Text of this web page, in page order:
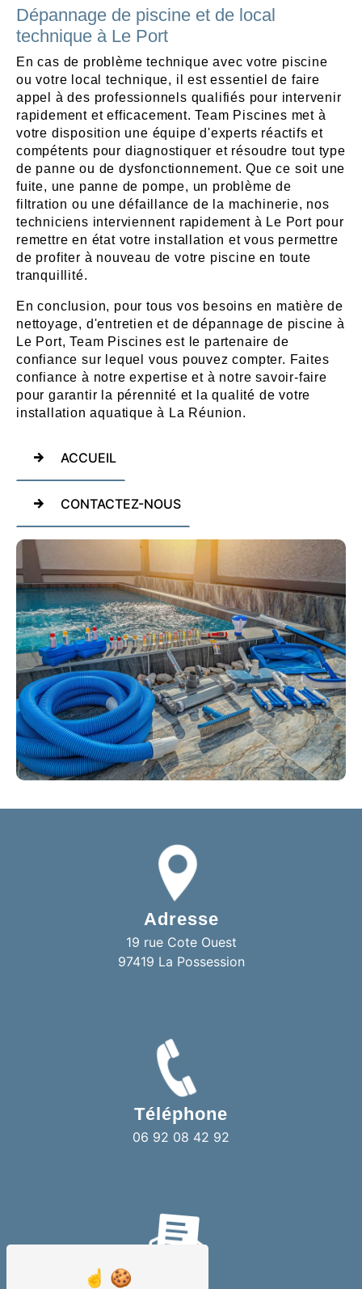
Dépannage de piscine et de local
technique à Le Port
En cas de problème technique avec votre piscine
ou votre local technique, il est essentiel de faire
appel à des professionnels qualifiés pour intervenir
rapidement et efficacement. Team Piscines met à
votre disposition une équipe d'experts réactifs et
compétents pour diagnostiquer et résoudre tout type
de panne ou de dysfonctionnement. Que ce soit une
fuite, une panne de pompe, un problème de
filtration ou une défaillance de la machinerie, nos
techniciens interviennent rapidement à Le Port pour
remettre en état votre installation et vous permettre
de profiter à nouveau de votre piscine en toute
tranquillité.
En conclusion, pour tous vos besoins en matière de
nettoyage, d'entretien et de dépannage de piscine à
Le Port, Team Piscines est le partenaire de
confiance sur lequel vous pouvez compter. Faites
confiance à notre expertise et à notre savoir-faire
pour garantir la pérennité et la qualité de votre
installation aquatique à La Réunion.
ACCUEIL
CONTACTEZ-NOUS
Adresse
19 rue Cote Ouest
97419 La Possession
Téléphone
06 92 08 42 92